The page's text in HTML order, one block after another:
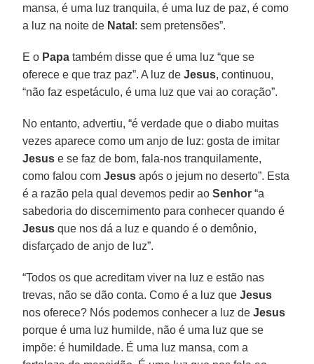
mansa, é uma luz tranquila, é uma luz de paz, é como
a luz na noite de Natal : sem pretensões”.
E o Papa também disse que é uma luz “que se
oferece e que traz paz”. A luz deJesus, continuou,
“não faz espetáculo, é uma luz que vai ao coração”.
No entanto, advertiu, “é verdade que o diabo muitas
vezes aparece como um anjo de luz: gosta de imitar
Jesus e se faz de bom, fala-nos tranquilamente,
como falou comJesus após o jejum no deserto”. Esta
é a razão pela qual devemos pedir aoSenhor “a
sabedoria do discernimento para conhecer quando é
Jesus que nos dá a luz e quando é o demônio,
disfarçado de anjo de luz”.
“Todos os que acreditam viver na luz e estão nas
trevas, não se dão conta. Como é a luz queJesus
nos oferece? Nós podemos conhecer a luz deJesus
porque é uma luz humilde, não é uma luz que se
impõe: é humildade. É uma luz mansa, com a